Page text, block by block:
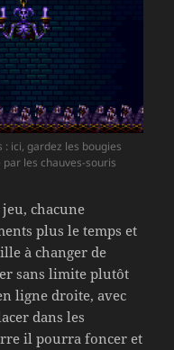
: ici, gardez les bougies
les chauves-souris
chacune
plus le temps et
à changer de
sans limite plutôt
ligne droite, avec
dans les
il pourra foncer et